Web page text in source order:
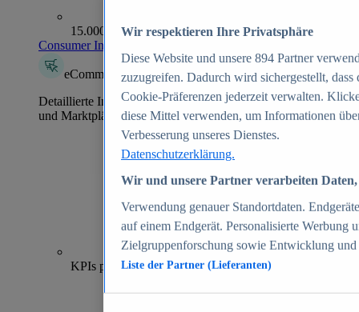
15.000+ Marken
Consumer Insights entdecken
eCommerce Insights
Detaillierte Informationen zu mehr als 39.000 Online-Shops
und Marktplätzen
70+
KPIs pro Shop
Wir respektieren Ihre Privatsphäre
Diese Website und unsere 894 Partner
zuzugreifen. Dadurch wird sichergestellt,
Cookie-Präferenzen jederzeit verwalten.
diese Mittel verwenden, um Informationen
Verbesserung unseres Dienstes.
Datenschutzerklärung.
Wir und unsere Partner verarbeiten
Verwendung genauer Standortdaten.
auf einem Endgerät. Personalisierte Werbung
Zielgruppenforschung sowie Entwicklung
Liste der Partner (Lieferanten)